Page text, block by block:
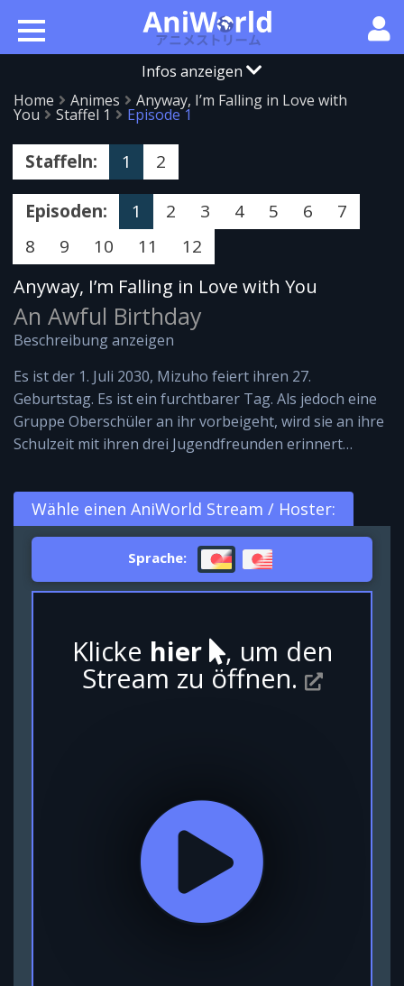
Infos anzeigen
Home
Animes Anyway, I’m Falling in Love with
You Staffel 1 Episode 1
Staffeln: 1 2
Episoden: 1 2 3 4 5 6
7
8
9 10 11 12
Anyway, I’m Falling in Love with You
An Awful Birthday
Beschreibung anzeigen
Es ist der 1. Juli 2030, Mizuho feiert ihren 27.
Geburtstag. Es ist ein furchtbarer Tag. Als jedoch eine
Gruppe Oberschüler an ihr vorbeigeht, wird sie an ihre
Schulzeit mit ihren drei Jugendfreunden erinnert…
Wähle einen AniWorld Stream / Hoster:
Sprache:
Klicke hier , um den
Stream zu öffnen.